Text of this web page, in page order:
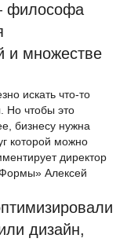
философа
и множестве
искать что-то
Но чтобы это
бизнесу нужна
которой можно
директор
Алексей
дизайн,